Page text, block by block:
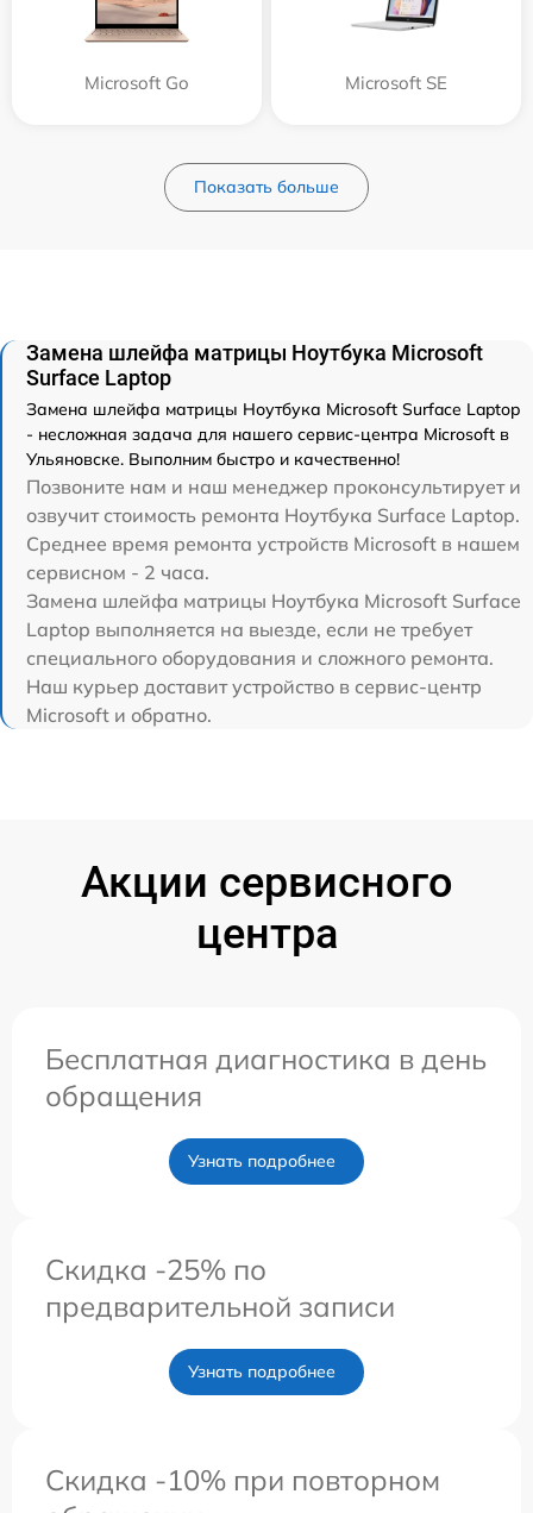
Microsoft Go Microsoft SE
Показать больше
Замена шлейфа матрицы Ноутбука Microsoft
Surface Laptop
Замена шлейфа матрицы Ноутбука Microsoft Surface Laptop
- несложная задача для нашего сервис-центра Microsoft в
Ульяновске. Выполним быстро и качественно!
Позвоните нам и наш менеджер проконсультирует и
озвучит стоимость ремонта Ноутбука Surface Laptop.
Среднее время ремонта устройств Microsoft в нашем
сервисном - 2 часа.
Замена шлейфа матрицы Ноутбука Microsoft Surface
Laptop выполняется на выезде, если не требует
специального оборудования и сложного ремонта.
Наш курьер доставит устройство в сервис-центр
Microsoft и обратно.
Акции сервисного
центра
Бесплатная диагностика в день
обращения
Узнать подробнее
Скидка -25% по
предварительной записи
Узнать подробнее
Скидка -10% при повторном